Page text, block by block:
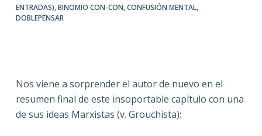
dENTRADAS),BINOMIO CON-CON,CONFUSIÓN MENTAL,
DOBLEPENSAR
Nos viene a sorprender el autor de nuevo en el
resumen final de este insoportable capítulo con una
de sus ideas Marxistas (v. Grouchista):